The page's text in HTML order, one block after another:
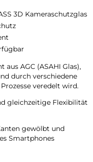
3D Kameraschutzglas
aus AGC (ASAHI Glas),
durch verschiedene
veredelt wird.
gleichzeitige Flexibilität
gewölbt und
Smartphones